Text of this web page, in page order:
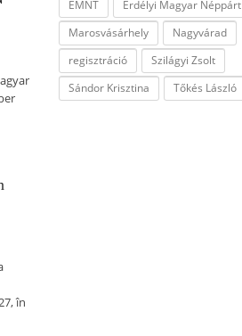
în
EMNT
Erdélyi Magyar Néppárt
Marosvásárhely
Nagyvárad
regisztráció
Szilágyi Zsolt
Sándor Krisztina
Tőkés László